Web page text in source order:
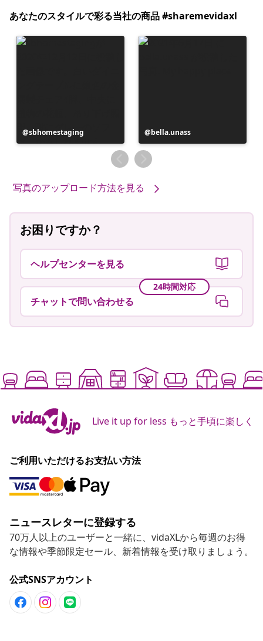
あなたのスタイルで彩る当社の商品 #sharemevidaxl
投
稿
sbhomestaging
投
稿
者
bella.unass
写真のアップロード方法を見る
お困りですか？
ヘルプセンターを見る
24時間対応
チャットで問い合わせる
Live it up for less もっと手頃に楽しく
ご利用いただけるお支払い方法
ニュースレターに登録する
70万人以上のユーザーと一緒に、vidaXLから毎週のお得
な情報や季節限定セール、新着情報を受け取りましょう。
公式SNSアカウント